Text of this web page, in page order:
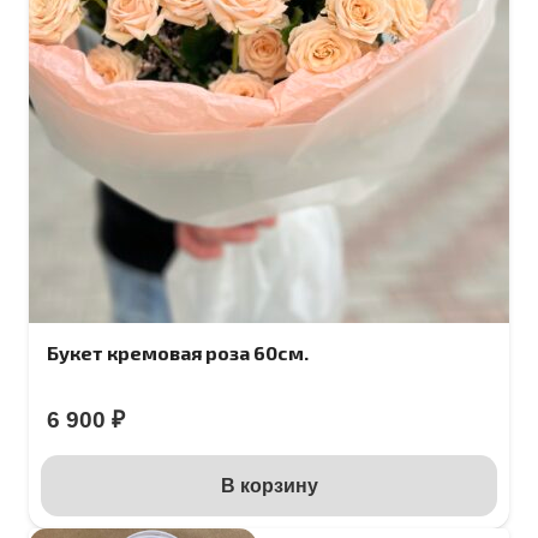
Букет кремовая роза 60см.
6 900 ₽
В корзину